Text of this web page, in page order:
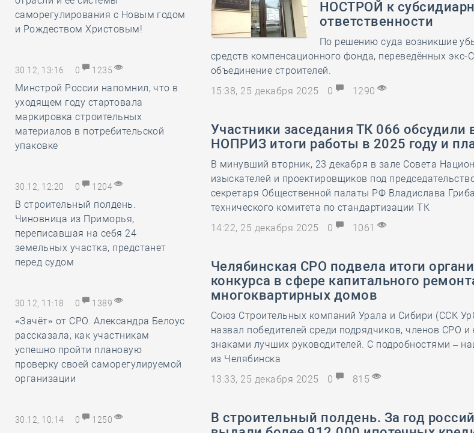
саморегулирования с Новым годом
и Рождеством Христовым!
30.12, 13:16 0 1235
Минстрой России напомнил, что в
уходящем году стартовала
маркировка строительных
материалов в потребительской
упаковке
30.12, 12:20 0 1204
В строительный полдень.
Чиновница из Приморья,
переписавшая на себя 24
земельных участка, предстанет
перед судом
30.12, 11:18 0 1389
«Зачёт» от СРО. Александра Белоус
рассказала, как участникам
успешно пройти плановую
проверку своей саморегулируемой
организации
30.12, 10:14 0 1250
НОСТРОЙ к
ответственности
По решению суда возникшие
средств компенсационного фонда, переведённых
объединение строителей.
15:38, 25 декабря 2025
0 1290
Участники заседания ТК 066 обсудили
НОПРИЗ итоги работы в 2025 году и
В минувший вторник, 23 декабря в зале Совета
изыскателей и проектировщиков под
секретаря Общественной палаты РФ Владислава
технического комитета по стандартизации ТК
14:22, 25 декабря 2025
0 1061
Челябинская СРО подвела итоги
конкурса в сфере капитального
многоквартирных домов
Союз Строительных компаний Урала и Сибири (ССК
назвал победителей среди подрядчиков, членов СРО
знаками лучших руководителей. С подробностями –
из Челябинска
13:33, 25 декабря 2025
0 815
В строительный полдень. За год